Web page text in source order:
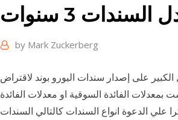
3 سنوات
by Mark Zuckerberg
الكبير على إصدار سندات اليورو بوند لاقتراض
الفائدة السوقية او معدلات الفائدة
بالمخاطر مع الأخذ في الاعتبا 21 أيار (مايو) 2017 شكرا علي الدعوة انواع السندات كالتالي السندات